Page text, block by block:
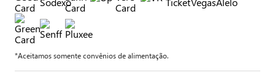
*Aceitamos somente convênios de alimentação.